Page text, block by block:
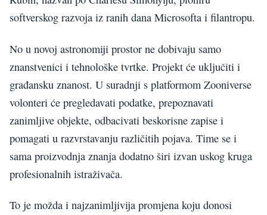
softverskog razvoja iz ranih dana Microsofta i filantropu.
No u novoj astronomiji prostor ne dobivaju samo
znanstvenici i tehnološke tvrtke. Projekt će uključiti i
građansku znanost. U suradnji s platformom Zooniverse
volonteri će pregledavati podatke, prepoznavati
zanimljive objekte, odbacivati beskorisne zapise i
pomagati u razvrstavanju različitih pojava. Time se i
sama proizvodnja znanja dodatno širi izvan uskog kruga
profesionalnih istraživača.
To je možda i najzanimljivija promjena koju donosi